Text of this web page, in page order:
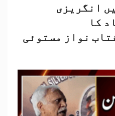
انگریزی
کا
نواز مستوئی